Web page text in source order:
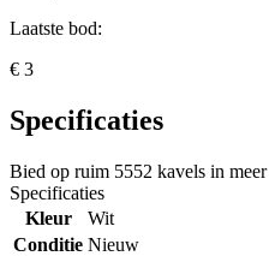
Laatste bod:
€ 3
Specificaties
Bied op ruim 5552 kavels in
Specificaties
Kleur
Wit
Conditie Nieuw